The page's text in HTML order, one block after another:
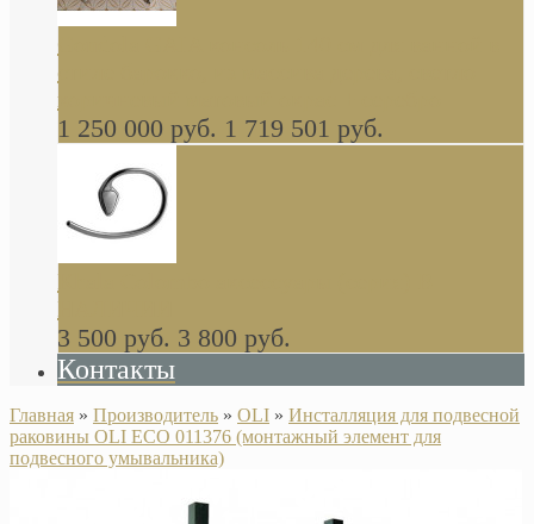
стиле барокко, из массива дерева, светло
коричневый матовый окрас + серебро
1 250 000 руб. 1 719 501 руб.
Khala Colombo аксессуары (серия) В
НАЛИЧИИ
3 500 руб. 3 800 руб.
Контакты
Главная » Производитель » OLI » Инсталляция для подвесной
раковины OLI ECO 011376 (монтажный элемент для
подвесного умывальника)